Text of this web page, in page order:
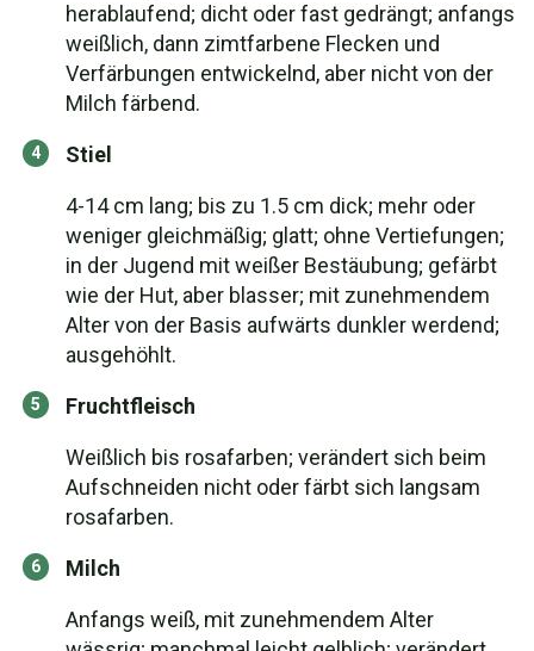
herablaufend; dicht oder fast gedrängt; anfangs
weißlich, dann zimtfarbene Flecken und
Verfärbungen entwickelnd, aber nicht von der
Milch färbend.
Stiel
4-14 cm lang; bis zu 1.5 cm dick; mehr oder
weniger gleichmäßig; glatt; ohne Vertiefungen;
in der Jugend mit weißer Bestäubung; gefärbt
wie der Hut, aber blasser; mit zunehmendem
Alter von der Basis aufwärts dunkler werdend;
ausgehöhlt.
Fruchtfleisch
Weißlich bis rosafarben; verändert sich beim
Aufschneiden nicht oder färbt sich langsam
rosafarben.
Milch
Anfangs weiß, mit zunehmendem Alter